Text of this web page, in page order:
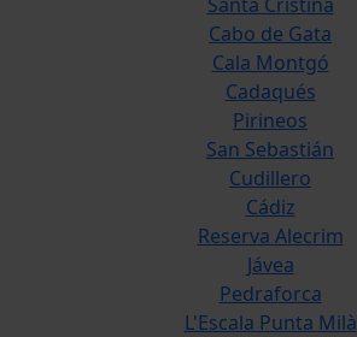
Cabo de Gata
Cala Montgó
Cadaqués
Pirineos
San Sebastián
Cudillero
Cádiz
Reserva Alecrim
Jávea
Pedraforca
L'Escala Punta Milà